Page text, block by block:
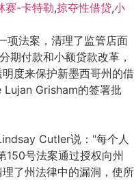
赛-卡特勒,掠夺性借贷,小
项法案，清理了监管店面
期付款和小额贷款改革，
度来保护新墨西哥州的借
Grisham的签署批
Cutler说："每个人
150号法案通过授权向州
了州法律中的漏洞，使所